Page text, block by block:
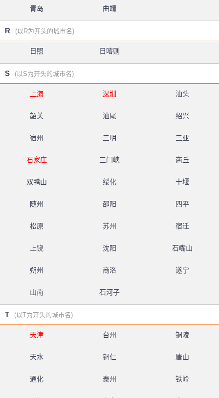
青岛 曲靖
R (以R为开头的城市名)
日照 日喀则
S (以S为开头的城市名)
上海 深圳 汕头
韶关 汕尾 绍兴
宿州 三明 三亚
石家庄 三门峡 商丘
双鸭山 绥化 十堰
随州 邵阳 四平
松原 苏州 宿迁
上饶 沈阳 石嘴山
朔州 商洛 遂宁
山南 石河子
T (以T为开头的城市名)
天津 台州 铜陵
天水 铜仁 唐山
通化 泰州 铁岭